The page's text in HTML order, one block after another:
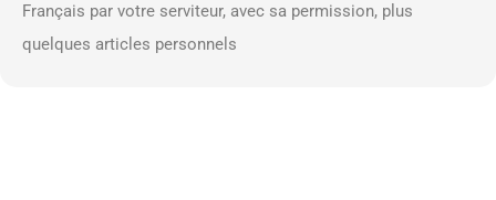
Français par votre serviteur, avec sa permission, plus
quelques articles personnels